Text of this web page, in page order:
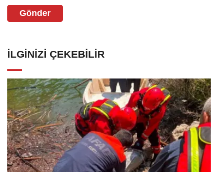
Gönder
İLGINIZI ÇEKEBILIR